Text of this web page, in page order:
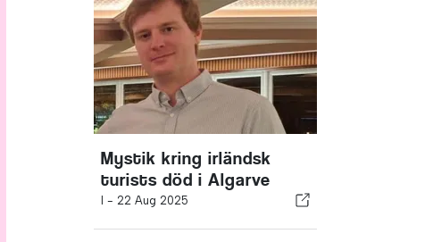
Mystik kring irländsk
turists död i Algarve
I - 22 Aug 2025